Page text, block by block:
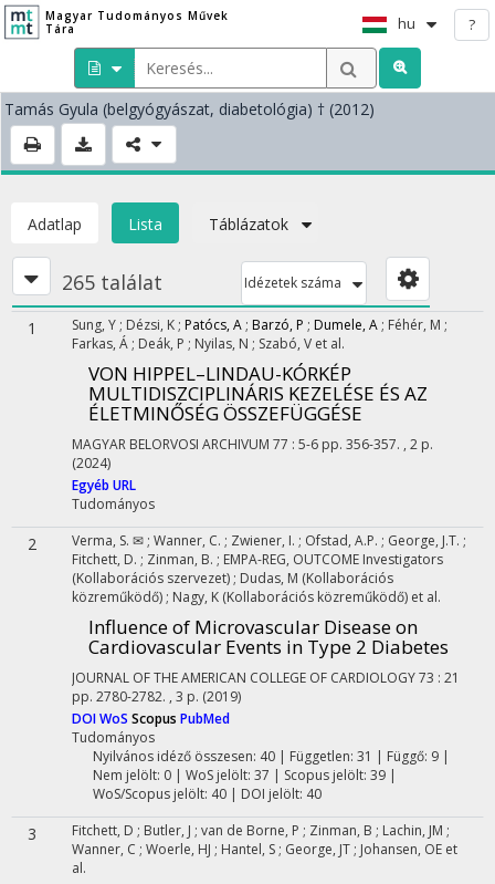
Magyar Tudományos Művek
Tára
hu ?
Tamás Gyula (belgyógyászat, diabetológia) † (2012)
Adatlap Lista Táblázatok
265 találat Idézetek száma
1 Sung, Y ; Dézsi, K ; Patócs, A ; Barzó, P ; Dumele, A ; Féhér, M ;
Farkas, Á ; Deák, P ; Nyilas, N ; Szabó, V et al.
VON HIPPEL–LINDAU-KÓRKÉP
MULTIDISZCIPLINÁRIS KEZELÉSE ÉS AZ
ÉLETMINŐSÉG ÖSSZEFÜGGÉSE
MAGYAR BELORVOSI ARCHIVUM 77 : 5-6 pp. 356-357. , 2 p.
(2024)
Egyéb URL
Tudományos
2 Verma, S. ✉ ; Wanner, C. ; Zwiener, I. ; Ofstad, A.P. ; George, J.T. ;
Fitchett, D. ; Zinman, B. ; EMPA-REG, OUTCOME Investigators
(Kollaborációs szervezet) ; Dudas, M (Kollaborációs
közreműködő) ; Nagy, K (Kollaborációs közreműködő) et al.
Influence of Microvascular Disease on
Cardiovascular Events in Type 2 Diabetes
JOURNAL OF THE AMERICAN COLLEGE OF CARDIOLOGY73 : 21
pp. 2780-2782. , 3 p. (2019)
DOIWoS Scopus PubMed
Tudományos
Nyilvános idéző összesen: 40| Független: 31 | Függő: 9 |
Nem jelölt: 0 | WoS jelölt: 37 | Scopus jelölt: 39 |
WoS/Scopus jelölt: 40 | DOI jelölt: 40
3 Fitchett, D ; Butler, J ; van de Borne, P ; Zinman, B ; Lachin, JM ;
Wanner, C ; Woerle, HJ ; Hantel, S ; George, JT ; Johansen, OE et
al.